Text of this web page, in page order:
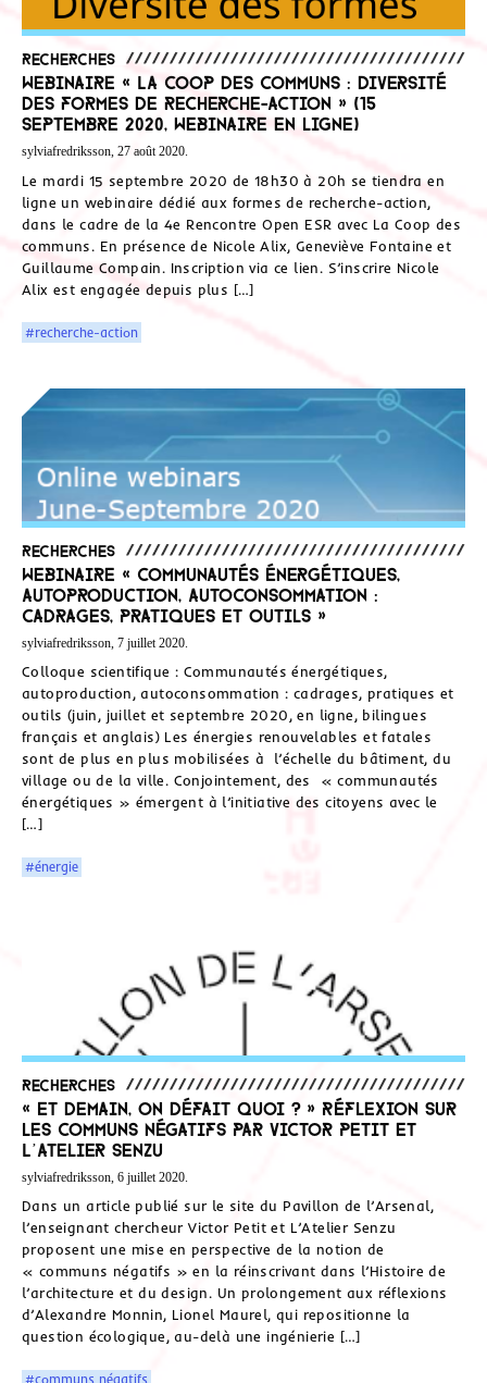
Recherches
Webinaire « La Coop des Communs : diversité
des formes de recherche-action » (15
septembre 2020, webinaire en ligne)
sylviafredriksson, 27 août 2020.
Le mardi 15 septembre 2020 de 18h30 à 20h se tiendra en
ligne un webinaire dédié aux formes de recherche-action,
dans le cadre de la 4e Rencontre Open ESR avec La Coop des
communs. En présence de Nicole Alix, Geneviève Fontaine et
Guillaume Compain. Inscription via ce lien. S’inscrire Nicole
Alix est engagée depuis plus […]
#recherche-action
Recherches
Webinaire « Communautés énergétiques,
autoproduction, autoconsommation :
cadrages, pratiques et outils »
sylviafredriksson, 7 juillet 2020.
Colloque scientifique : Communautés énergétiques,
autoproduction, autoconsommation : cadrages, pratiques et
outils (juin, juillet et septembre 2020, en ligne, bilingues
français et anglais) Les énergies renouvelables et fatales
sont de plus en plus mobilisées à l’échelle du bâtiment, du
village ou de la ville. Conjointement, des « communautés
énergétiques » émergent à l’initiative des citoyens avec le
[…]
#énergie
Recherches
« Et demain, on défait quoi ? » Réflexion sur
les communs négatifs par Victor Petit et
L’Atelier Senzu
sylviafredriksson, 6 juillet 2020.
Dans un article publié sur le site du Pavillon de l’Arsenal,
l’enseignant chercheur Victor Petit et L’Atelier Senzu
proposent une mise en perspective de la notion de
« communs négatifs » en la réinscrivant dans l’Histoire de
l’architecture et du design. Un prolongement aux réflexions
d’Alexandre Monnin, Lionel Maurel, qui repositionne la
question écologique, au-delà une ingénierie […]
#communs négatifs